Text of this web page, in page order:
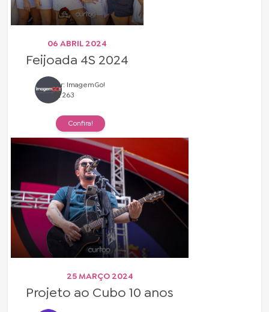
06 ABRIL 2024
Feijoada 4S 2024
Por: ImagemGo!
263
Confira!
25 MARÇO 2024
Projeto ao Cubo 10 anos